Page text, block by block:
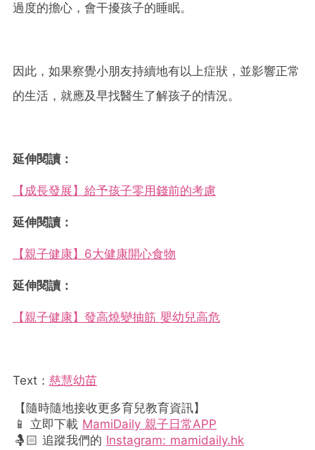
過度的擔心，會干擾孩子的睡眠。
因此，如果察覺小朋友持續地有以上症狀，並影響正常
的生活，就應及早找醫生了解孩子的情況。
延伸閱讀：
【成長發展】給予孩子零用錢前的考慮
延伸閱讀：
【親子健康】6大健康開心食物
延伸閱讀：
【親子健康】發高燒變抽筋 嬰幼兒高危
Text： 慈慧幼苗
【隨時隨地接收更多育兒教育資訊】
📱 立即下載 MamiDaily 親子日常APP
🤱🏻 追蹤我們的 Instagram: mamidaily.hk